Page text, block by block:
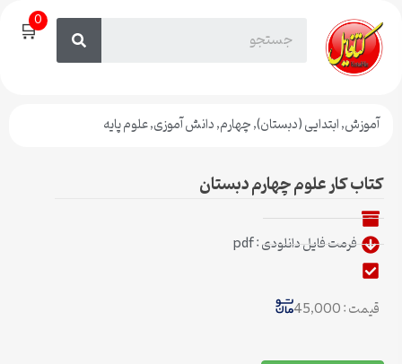
🛒0
آموزش,ابتدایی (دبستان),چهارم,دانش آموزی,علوم پایه
کتاب کار علوم چهارم دبستان
فرمت فایل دانلودی : pdf
قیمت : 45,000